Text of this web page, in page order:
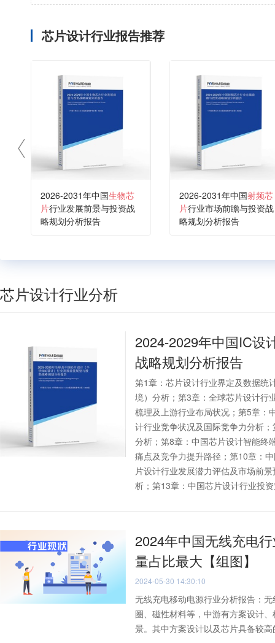
芯片设计行业报告推荐
2026-2031年中国生物芯
片行业发展前景与投资战
略规划分析报告
2026-2031年中国射频芯
片行业市场前瞻与投资战
略规划分析报告
芯片设计行业分析
2024-2029年中国IC设
战略规划分析报告
第1章：芯片设计行业界定及数据统
境）分析；第3章：全球芯片设计行
梳理及上游行业布局状况；第5章：
计行业竞争状况及国际竞争力分析
分析；第8章：中国芯片设计智能终
痛点及竞争力提升路径；第10章：
片设计行业发展潜力评估及市场前
析；第13章：中国芯片设计行业投
2024年中国无线充电
量占比最大【组图】
2024-05-30 14:30:10
无线充电移动电源行业分析报告：
圈、磁性材料等，中游有方案设计
景。其中方案设计以及芯片具备较